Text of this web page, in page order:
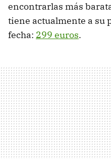
encontrarlas más
tiene actualmente a su
fecha: 299 euros.